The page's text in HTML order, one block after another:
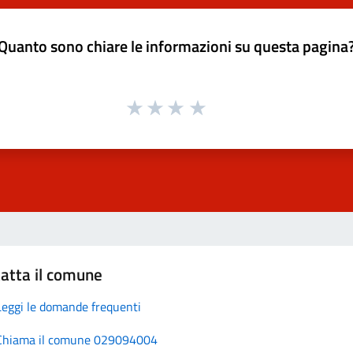
sono chiare le informazioni su questa
il comune
le domande frequenti
il comune 029094004